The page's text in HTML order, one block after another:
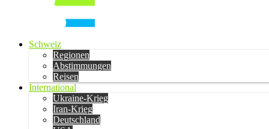
Schweiz
Regionen
Abstimmungen
Reisen
International
Ukraine-Krieg
Iran-Krieg
Deutschland